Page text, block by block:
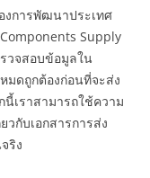
การพัฒนาประเทศ
Supply
วจสอบข้อมูลใน
มดถูกต้องก่อนที่จะส่ง
เราสามารถใช้ความ
วกับเอกสารการส่ง
ริง